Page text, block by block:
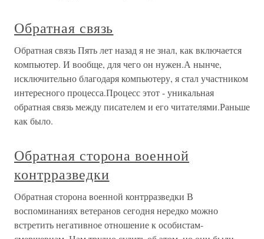
Обратная связь
Обратная связь Пять лет назад я не знал, как включается
компьютер. И вообще, для чего он нужен.А нынче,
исключительно благодаря компьютеру, я стал участником
интересного процесса.Процесс этот - уникальная
обратная связь между писателем и его читателями.Раньше
как было.
Обратная сторона военной
контрразведки
Обратная сторона военной контрразведки В
воспоминаниях ветеранов сегодня нередко можно
встретить негативное отношение к особистам-